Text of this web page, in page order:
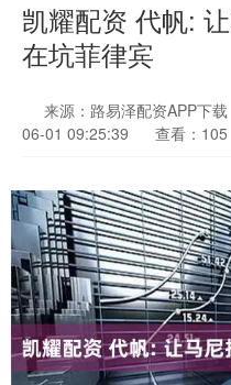
凯耀配资 代帆:
在坑菲律宾
来源：路易泽配资APP下载
06-01 09:25:39
查看：105